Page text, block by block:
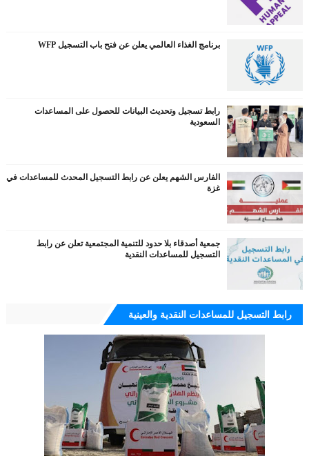
برنامج الغذاء العالمي يعلن عن فتح باب التسجيل WFP
رابط تسجيل وتحديث البيانات للحصول على المساعدات
السعودية
الفارس الشهم يعلن عن رابط التسجيل المحدث للمساعدات في
غزة
جمعية أصدقاء بلا حدود للتنمية المجتمعية تعلن عن رابط
التسجيل للمساعدات النقدية
رابط التسجيل للمساعدات النقدية والعينية